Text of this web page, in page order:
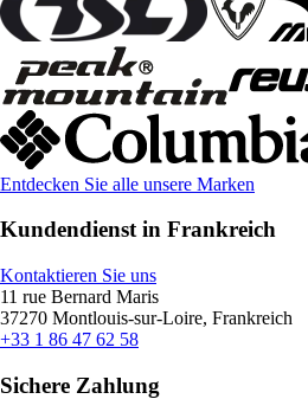
Entdecken Sie alle unsere Marken
Kundendienst in Frankreich
Kontaktieren Sie uns
11 rue Bernard Maris
37270 Montlouis-sur-Loire, Frankreich
+33 1 86 47 62 58
Sichere Zahlung